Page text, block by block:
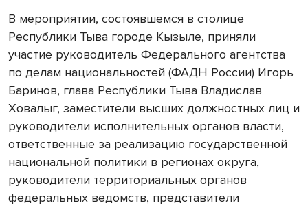
В мероприятии, состоявшемся в столице
Республики Тыва городе Кызыле, приняли
участие руководитель Федерального агентства
по делам национальностей (ФАДН России) Игорь
Баринов, глава Республики Тыва Владислав
Ховалыг, заместители высших должностных лиц и
руководители исполнительных органов власти,
ответственные за реализацию государственной
национальной политики в регионах округа,
руководители территориальных органов
федеральных ведомств, представители